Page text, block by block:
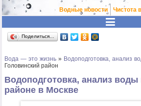
Водные новости Чистота
Поделиться…
Вода — это жизнь » Водоподготовка, анализ
Головинский район
Водоподготовка, анализ
районе в Москве